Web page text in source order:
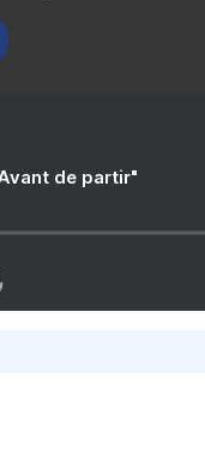
de partir"